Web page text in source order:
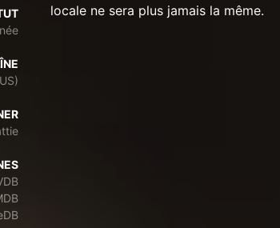
locale ne sera plus jamais la même.